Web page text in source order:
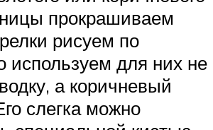
прокрашиваем
рисуем по
используем для них не
а коричневый
слегка можно